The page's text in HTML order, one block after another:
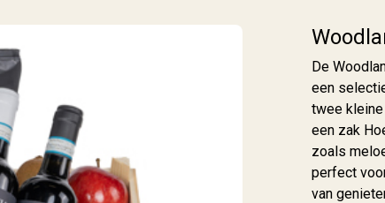
De
een
twee
een zak
zoals
perfect
van